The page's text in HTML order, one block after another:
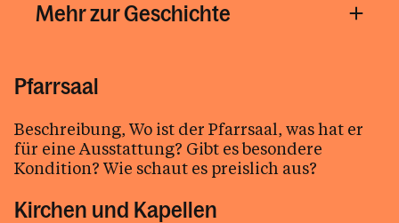
Mehr zur Geschichte
Pfarrsaal
Beschreibung, Wo ist der Pfarrsaal, was hat er
für eine Ausstattung? Gibt es besondere
Kondition? Wie schaut es preislich aus?
Kirchen und Kapellen